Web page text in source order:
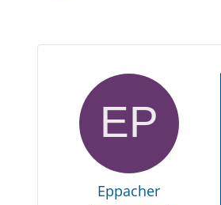
Eppacher